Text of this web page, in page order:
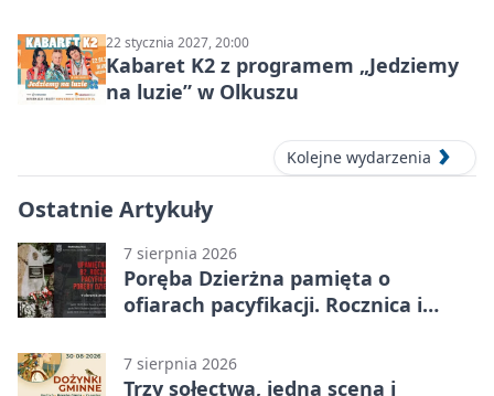
22 stycznia 2027, 20:00
Kabaret K2 z programem „Jedziemy
na luzie” w Olkuszu
Kolejne wydarzenia
Ostatnie Artykuły
7 sierpnia 2026
Poręba Dzierżna pamięta o
ofiarach pacyfikacji. Rocznica i
7 sierpnia 2026
Trzy sołectwa, jedna scena i